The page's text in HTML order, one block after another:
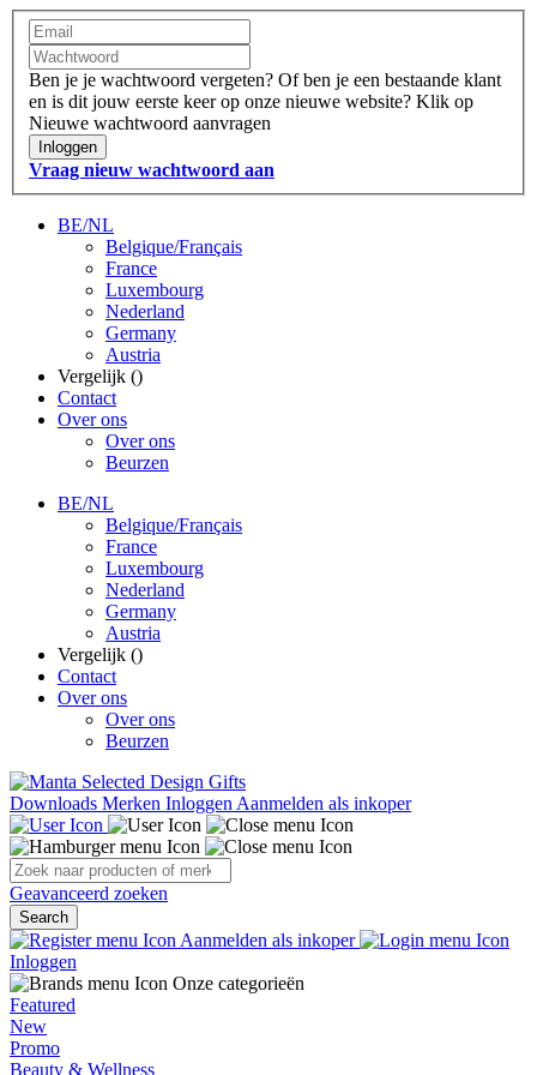
Ben je je wachtwoord vergeten? Of ben je een bestaande klant
en is dit jouw eerste keer op onze nieuwe website? Klik op
Nieuwe wachtwoord aanvragen
Inloggen
Vraag nieuw wachtwoord aan
BE/NL
Belgique/Français
France
Luxembourg
Nederland
Germany
Austria
Vergelijk ()
Contact
Over ons
Over ons
Beurzen
BE/NL
Belgique/Français
France
Luxembourg
Nederland
Germany
Austria
Vergelijk ()
Contact
Over ons
Over ons
Beurzen
Downloads Merken Inloggen Aanmelden als inkoper
Geavanceerd zoeken
Search
Aanmelden als inkoper
Inloggen
Onze categorieën
Featured
New
Promo
Beauty & Wellness